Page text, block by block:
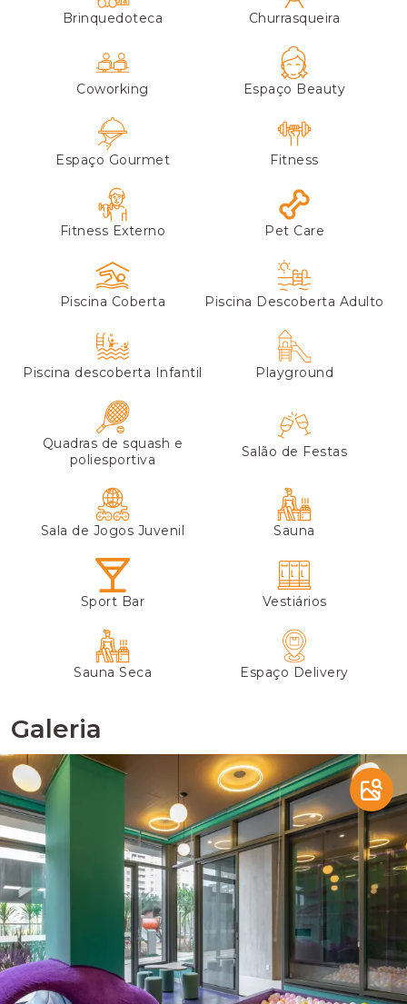
Brinquedoteca Churrasqueira
Coworking Espaço Beauty
Espaço Gourmet Fitness
Fitness Externo Pet Care
Piscina Coberta Piscina Descoberta Adulto
Piscina descoberta Infantil Playground
Quadras de squash e
poliesportiva
Salão de Festas
Sala de Jogos Juvenil Sauna
Sport Bar Vestiários
Sauna Seca Espaço Delivery
Galeria